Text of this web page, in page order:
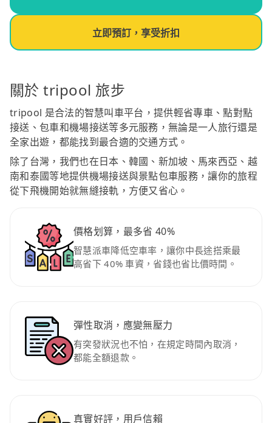
立即預訂，享受折扣
關於 tripool 旅步
tripool 是合法的智慧叫車平台，提供輕省專車、點對點
接送、包車和機場接送等多元服務，無論是一人旅行還是
全家出遊，都能找到最合適的交通方式。
除了台灣，我們也在日本、韓國、新加坡、馬來西亞、越
南和泰國等地提供機場接送與景點包車服務，讓你的旅程
從下飛機開始就無縫接軌，方便又省心。
價格划算，最多省 40%
智慧派車降低空車率，讓你中長途搭乘最
高省下 40% 車資，省錢也省比價時間。
彈性取消，應變無壓力
有突發狀況也不怕，在規定時間內取消，
都能全額退款。
真實好評，用戶信賴